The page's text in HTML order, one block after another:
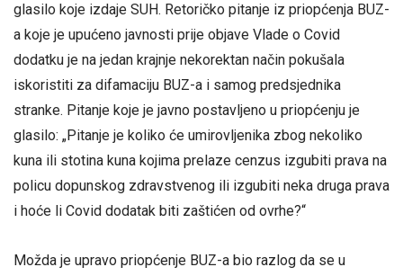
glasilo koje izdaje SUH. Retoričko pitanje iz priopćenja BUZ-
a koje je upućeno javnosti prije objave Vlade o Covid
dodatku je na jedan krajnje nekorektan način pokušala
iskoristiti za difamaciju BUZ-a i samog predsjednika
stranke. Pitanje koje je javno postavljeno u priopćenju je
glasilo: „Pitanje je koliko će umirovljenika zbog nekoliko
kuna ili stotina kuna kojima prelaze cenzus izgubiti prava na
policu dopunskog zdravstvenog ili izgubiti neka druga prava
i hoće li Covid dodatak biti zaštićen od ovrhe?“
Možda je upravo priopćenje BUZ-a bio razlog da se u